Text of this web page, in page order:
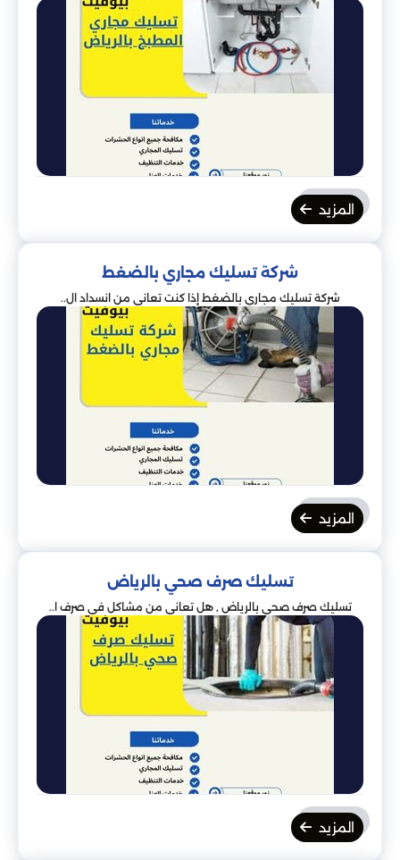
المزيد
شركة تسليك مجاري بالضغط
شركة تسليك مجاري بالضغط إذا كنت تعاني من انسداد ال..
المزيد
تسليك صرف صحي بالرياض
تسليك صرف صحي بالرياض , هل تعاني من مشاكل في صرف ا..
المزيد